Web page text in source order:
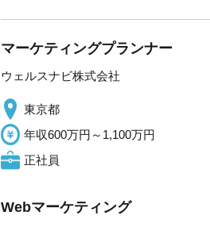
マーケティングプランナー
ウェルスナビ株式会社
東京都
年収600万円～1,100万円
正社員
Webマーケティング